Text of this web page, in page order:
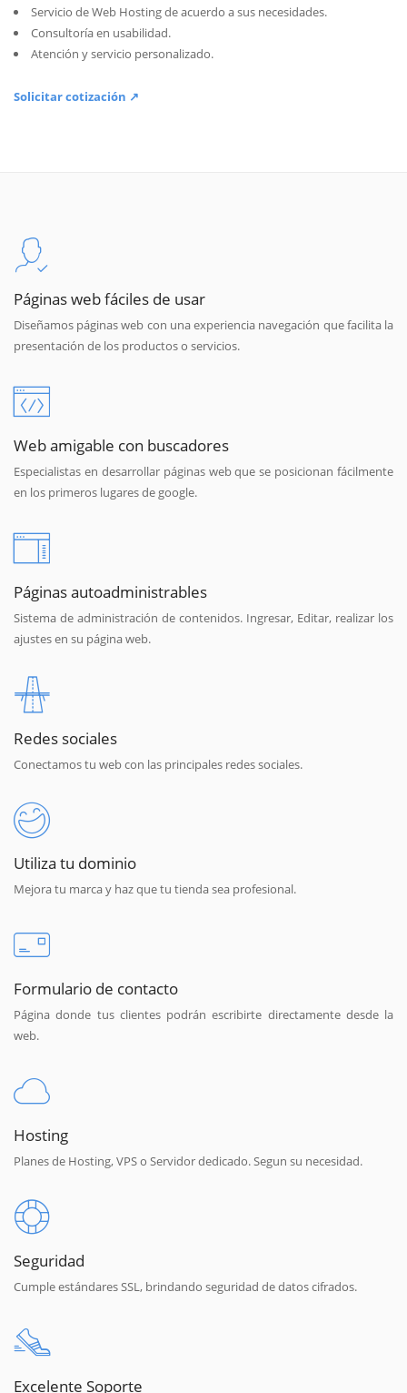
Servicio de Web Hosting de acuerdo a sus necesidades.
Consultoría en usabilidad.
Atención y servicio personalizado.
Solicitar cotización ↗
Páginas web fáciles de usar
Diseñamos páginas web con una experiencia navegación que facilita la
presentación de los productos o servicios.
Web amigable con buscadores
Especialistas en desarrollar páginas web que se posicionan fácilmente
en los primeros lugares de google.
Páginas autoadministrables
Sistema de administración de contenidos. Ingresar, Editar, realizar los
ajustes en su página web.
Redes sociales
Conectamos tu web con las principales redes sociales.
Utiliza tu dominio
Mejora tu marca y haz que tu tienda sea profesional.
Formulario de contacto
Página donde tus clientes podrán escribirte directamente desde la
web.
Hosting
Planes de Hosting, VPS o Servidor dedicado. Segun su necesidad.
Seguridad
Cumple estándares SSL, brindando seguridad de datos cifrados.
Excelente Soporte